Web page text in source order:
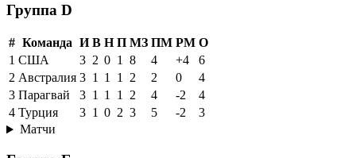
Группа D
# Команда И В Н П МЗ ПМ РМ О
1 США 3 2 0 1 8 4 +4
6
2 Австралия 3 1 1 1 2 2 0
4
3 Парагвай 3 1 1 1 2 4 -2
4
4 Турция 3 1 0 2 3 5 -2
3
Матчи